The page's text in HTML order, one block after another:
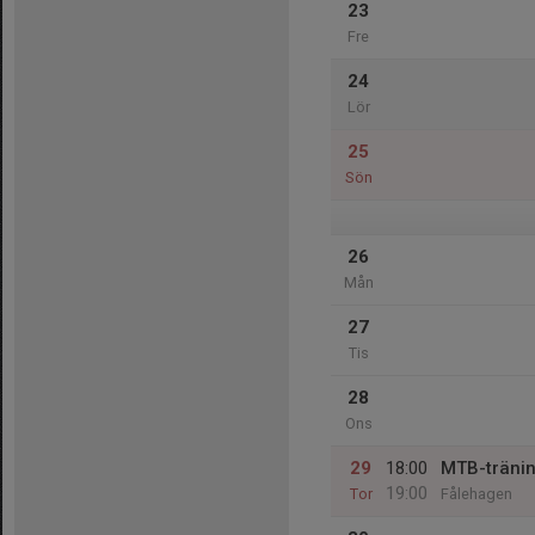
23
Fre
24
Lör
25
Sön
26
Mån
27
Tis
28
Ons
29
Tor
18:00
19:00
MTB-
Fålehagen